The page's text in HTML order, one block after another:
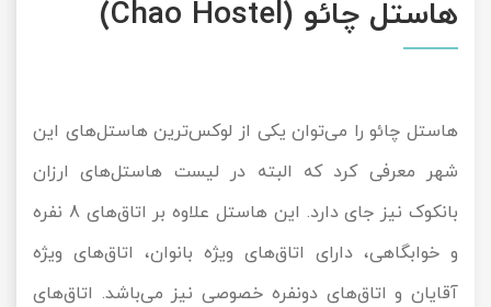
هاستل چائو (Chao Hostel)
هاستل چائو را می‌توان یکی از لوکس‌ترین هاستل‌های این
شهر معرفی کرد که البته در لیست هاستل‌های ارزان
بانکوک نیز جای دارد. این هاستل علاوه بر اتاق‌های 8 نفره
و خوابگاهی، دارای اتاق‌های ویژه بانوان، اتاق‌های ویژه
آقایان و اتاق‌های دونفره خصوصی نیز می‌باشد. اتاق‌های